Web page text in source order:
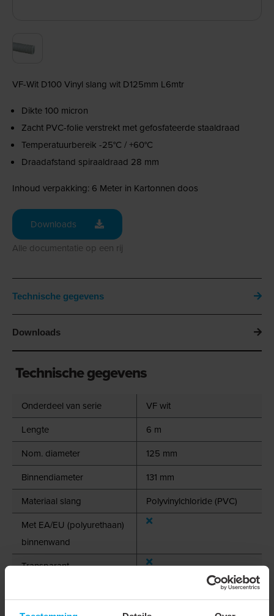
VF-Wit D100 Vinyl slang wit D125mm L6mtr
Dikte 100 micron
Zacht PVC-folie verstrekt met gefosfateerde staaldraad
Temperatuurbereik -25°C / +60°C
Draadafstand spiraaldraad 28 mm
Inhoud verpakking: 6 Meter in Kartonnen doos
Downloads
Alle documentatie op een rij
Technische gegevens
Downloads
Technische gegevens
Onderdeel van serie
VF wit
Lengte
6 m
Nom. diameter
125 mm
Binnendiameter
131 mm
Materiaal slang
Polyvinylchloride (PVC)
Met EA/EU (polyurethaan)
binnenwand
Transparant